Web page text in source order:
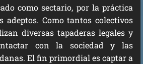
como sectario, por la práctica
adeptos. Como tantos colectivos
diversas tapaderas legales y
con la sociedad y las
El fin primordial es captar a